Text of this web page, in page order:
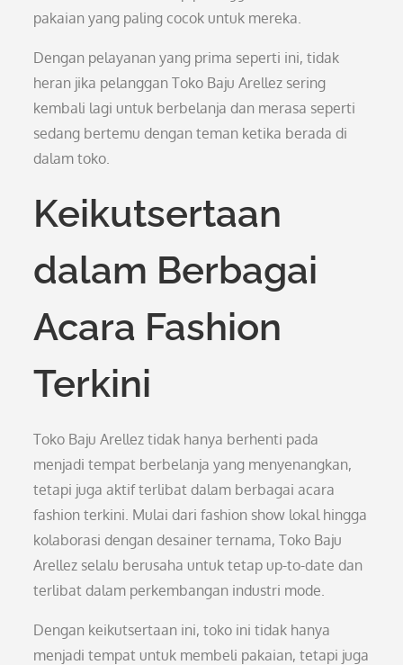
pakaian yang paling cocok untuk mereka.
Dengan pelayanan yang prima seperti ini, tidak
heran jika pelanggan Toko Baju Arellez sering
kembali lagi untuk berbelanja dan merasa seperti
sedang bertemu dengan teman ketika berada di
dalam toko.
Keikutsertaan
dalam Berbagai
Acara Fashion
Terkini
Toko Baju Arellez tidak hanya berhenti pada
menjadi tempat berbelanja yang menyenangkan,
tetapi juga aktif terlibat dalam berbagai acara
fashion terkini. Mulai dari fashion show lokal hingga
kolaborasi dengan desainer ternama, Toko Baju
Arellez selalu berusaha untuk tetap up-to-date dan
terlibat dalam perkembangan industri mode.
Dengan keikutsertaan ini, toko ini tidak hanya
menjadi tempat untuk membeli pakaian, tetapi juga